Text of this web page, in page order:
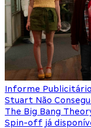
Informe Publicitário
Stuart Não
The Big Bang
Spin-off já